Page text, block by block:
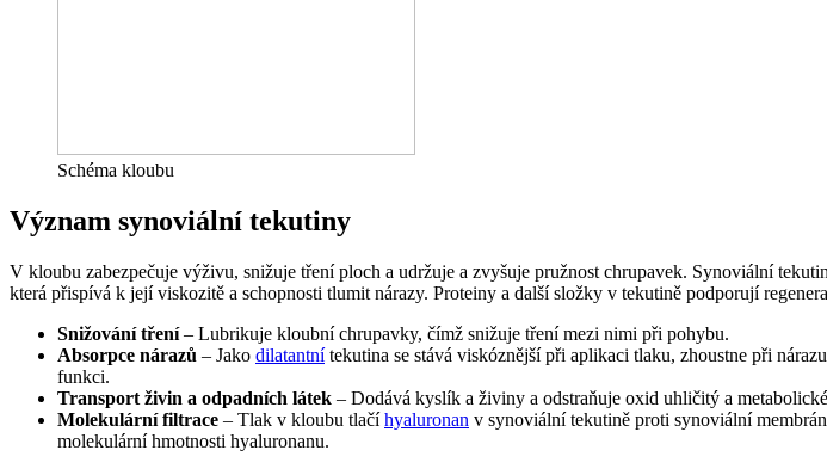
Schéma kloubu
Význam synoviální tekutiny
V kloubu zabezpečuje výživu, snižuje tření ploch a udržuje a zvyšuje pružnost chrupavek. Synoviální
která přispívá k její viskozitě a schopnosti tlumit nárazy. Proteiny a další složky v tekutině podporují
Snižování tření– Lubrikuje kloubní chrupavky, čímž snižuje tření mezi nimi při pohybu.
Absorpce nárazů – Jako dilatantnítekutina se stává viskóznější při aplikaci tlaku, zhoustne při
funkci.
Transport živin a odpadních látek – Dodává kyslík a živiny a odstraňuje oxid uhličitý a
Molekulární filtrace – Tlak v kloubu tlačíhyaluronan v synoviální tekutině proti synoviální
molekulární hmotnosti hyaluronanu.